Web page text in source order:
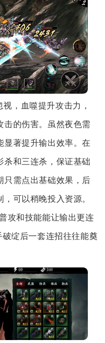
，血噬提升攻击力，
击的伤害。虽然夜色需
显著提升输出效率。在
杀和三连杀，保证基础
只需点出基础效果，后
可以稍晚投入资源。
攻和技能能让输出更连
绽后一套连招往往能奠